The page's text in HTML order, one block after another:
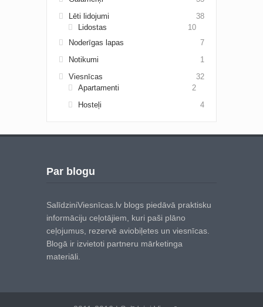
Lēti lidojumi
38
Lidostas
10
Noderīgas lapas
7
Notikumi
1
Viesnīcas
32
Apartamenti
2
Hosteļi
4
Par blogu
SalīdziniViesnīcas.lv blogs piedāvā praktisku
informāciju ceļotājiem, kuri paši plāno
ceļojumus, rezervē aviobiļetes un viesnīcas.
Blogā ir izvietoti partneru mārketinga
materiāli.